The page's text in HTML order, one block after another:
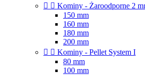
  Kominy - Żaroodporne 2
150 mm
160 mm
180 mm
200 mm
  Kominy - Pellet System I
80 mm
100 mm